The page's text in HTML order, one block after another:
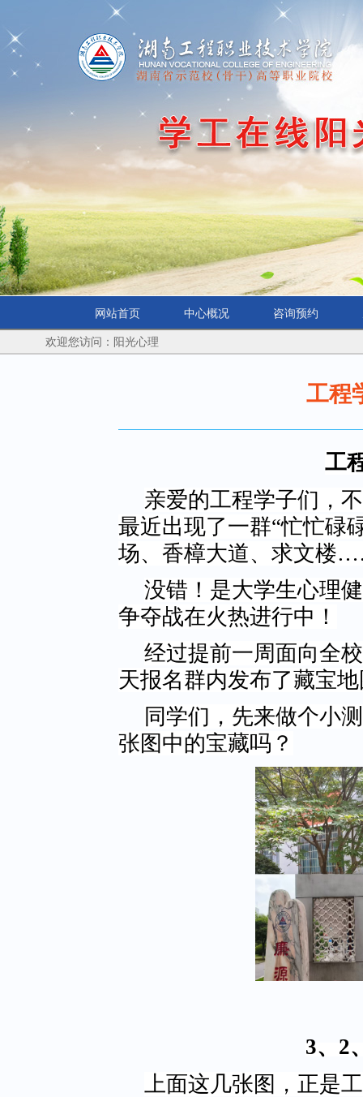
网站首页 中心概况 咨询预约
欢迎您访问：阳光心理
工程
工
亲爱的工程学子们，
最近出现了一群“忙忙碌
场、香樟大道、求文楼
没错！是大学生心理
争夺战在火热进行中！
经过提前一周面向全
天报名群内发布了藏宝
同学们，先来做个小
张图中的宝藏吗？
3、2
上面这几张图，正是